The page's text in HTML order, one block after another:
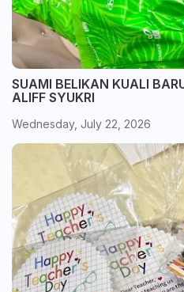
SUAMI BELIKAN KUALI
ALIFF SYUKRI
Wednesday, July 22, 2026